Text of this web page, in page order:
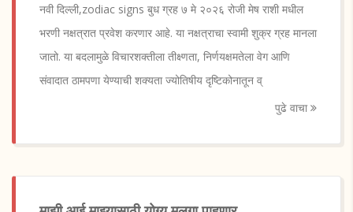
नवी दिल्ली,zodiac signs बुध ग्रह ७ मे २०२६ रोजी मेष राशी मधील
भरणी नक्षत्रात प्रवेश करणार आहे. या नक्षत्राचा स्वामी शुक्र ग्रह मानला
जातो. या बदलामुळे विचारशक्तीला तीक्ष्णता, निर्णयक्षमतेला वेग आणि
संवादात ठामपणा येण्याची शक्यता ज्योतिषीय दृष्टिकोनातून व्
पुढे वाचा